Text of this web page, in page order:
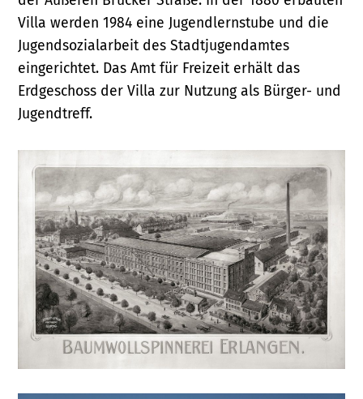
Villa werden 1984 eine Jugendlernstube und die
Jugendsozialarbeit des Stadtjugendamtes
eingerichtet. Das Amt für Freizeit erhält das
Erdgeschoss der Villa zur Nutzung als Bürger- und
Jugendtreff.